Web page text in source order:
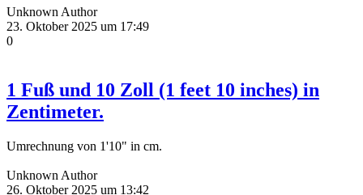
Unknown Author
23. Oktober 2025 um 17:49
0
1 Fuß und 10 Zoll (1 feet 10 inches) in
Zentimeter.
Umrechnung von 1'10" in cm.
Unknown Author
26. Oktober 2025 um 13:42